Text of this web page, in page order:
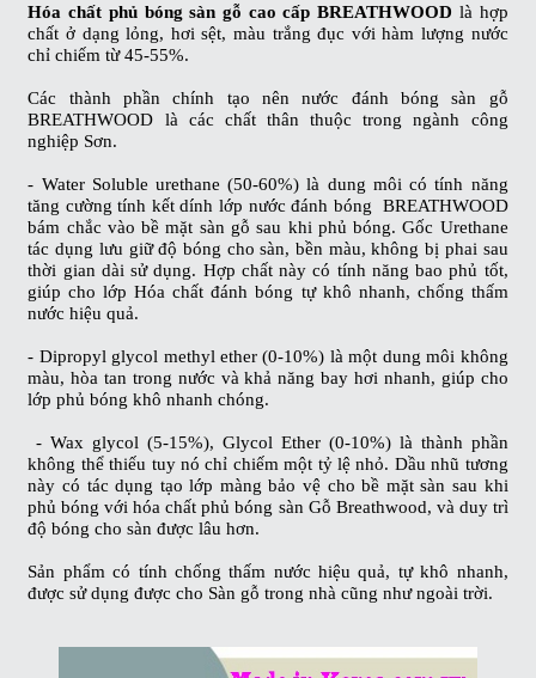
Hóa chất phủ bóng sàn gỗ cao cấp BREATHWOOD là hợp
chất ở dạng lỏng, hơi sệt, màu trắng đục với hàm lượng nước
chỉ chiếm từ 45-55%.
Các thành phần chính tạo nênnước đánh bóng sàn gỗ
BREATHWOOD là các chất thân thuộc trong ngành công
nghiệp Sơn.
- Water Soluble urethane (50-60%) là dung môi có tính năng
tăng cường tính kết dính lớp nước đánh bóng BREATHWOOD
bám chắc vào bề mặt sàn gỗ sau khi phủ bóng. Gốc Urethane
tác dụng lưu giữ độ bóng cho sàn, bền màu, không bị phai sau
thời gian dài sử dụng. Hợp chất này có tính năng bao phủ tốt,
giúp cho lớpHóa chất đánh bóng tự khô nhanh, chống thấm
nước hiệu quả.
- Dipropyl glycol methyl ether (0-10%) là một dung môi không
màu, hòa tan trong nước và khả năng bay hơi nhanh, giúp cho
lớp phủ bóng khô nhanh chóng.
- Wax glycol (5-15%), Glycol Ether (0-10%) là thành phần
không thể thiếu tuy nó chỉ chiếm một tỷ lệ nhỏ. Dầu nhũ tương
này có tác dụng tạo lớp màng bảo vệ cho bề mặt sàn sau khi
phủ bóng vớihóa chất phủ bóng sàn Gỗ Breathwood, và duy trì
độ bóng cho sàn được lâu hơn.
Sản phẩm có tính chống thấm nước hiệu quả, tự khô nhanh,
được sử dụng được cho Sàn gỗ trong nhà cũng như ngoài trời.